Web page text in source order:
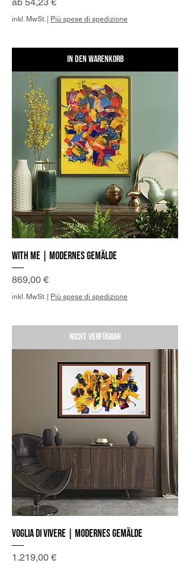
inkl. MwSt.| Più spese di spedizione
In den Warenkorb
With me | Modernes Gemälde
Preis
869,00 €
inkl. MwSt. | Più spese di spedizione
Nicht verfügbar
Voglia di vivere | Modernes Gemälde
Preis
1.219,00 €